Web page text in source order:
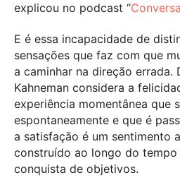
explicou no podcast “
E é essa incapacidade de
sensações que faz com que
a caminhar na direção errada.
Kahneman considera a
experiência momentânea que
espontaneamente e que é
a satisfação é um sentimento
construído ao longo do tempo
conquista de objetivos.